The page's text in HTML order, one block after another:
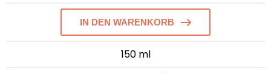
IN DEN WARENKORB
150 ml